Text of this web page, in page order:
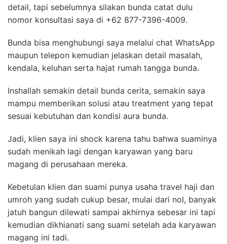
detail, tapi sebelumnya silakan bunda catat dulu
nomor konsultasi saya di +62 877-7396-4009.
Bunda bisa menghubungi saya melalui chat WhatsApp
maupun telepon kemudian jelaskan detail masalah,
kendala, keluhan serta hajat rumah tangga bunda.
Inshallah semakin detail bunda cerita, semakin saya
mampu memberikan solusi atau treatment yang tepat
sesuai kebutuhan dan kondisi aura bunda.
Jadi, klien saya ini shock karena tahu bahwa suaminya
sudah menikah lagi dengan karyawan yang baru
magang di perusahaan mereka.
Kebetulan klien dan suami punya usaha travel haji dan
umroh yang sudah cukup besar, mulai dari nol, banyak
jatuh bangun dilewati sampai akhirnya sebesar ini tapi
kemudian dikhianati sang suami setelah ada karyawan
magang ini tadi.